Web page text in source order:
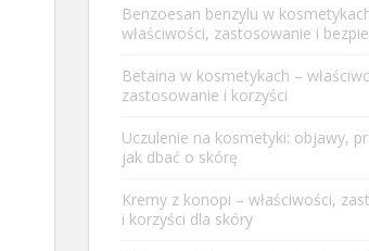
Benzoesan benzylu w
właściwości, zastosowanie i
Betaina w kosmetykach –
zastosowanie i korzyści
Uczulenie na kosmetyki: objawy,
jak dbać o skórę
Kremy z konopi – właściwości,
i korzyści dla skóry